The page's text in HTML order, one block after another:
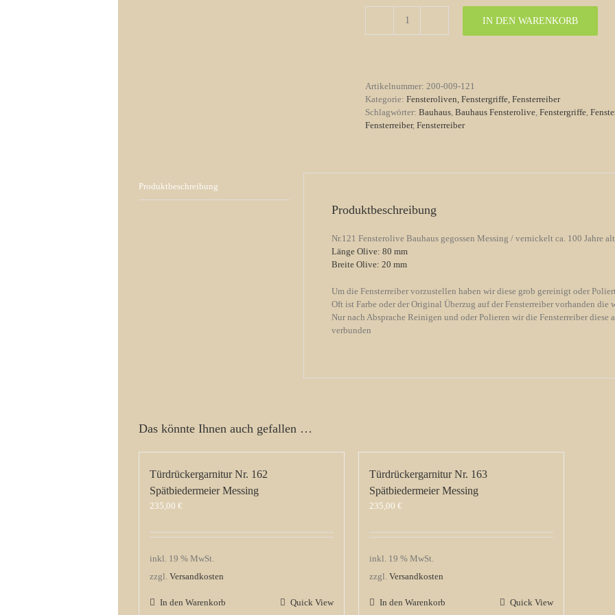
Fensterolive
Messing
/
vernickelt
Menge
IN DEN WARENKORB
Artikelnummer: 200-009-121
Kategorie: Fensteroliven, Fenstergriffe, Fensterreiber
Schlagwörter: Bauhaus, Bauhaus Fensterolive, Fenstergriffe,
Fensterreiber, Fensterreiber
Produktbeschreibung
Produktbeschreibung
Nr.121 Fensterolive Bauhaus gegossen Messing / vernickelt ca. 100 Jahre
Länge Olive: 80 mm
Breite Olive: 20 mm
Um die Fensterreiber vorzustellen haben wir diese grob gereinigt oder
Oft ist Farbe oder der Original Überzug auf der Fensterreiber vorhanden die
Nur nach Absprache Reinigen und oder Polieren wir die Fensterreiber
verbunden
Das könnte Ihnen auch gefallen …
Türdrückergarnitur Nr. 162
Spätbiedermeier Messing
235,00 €
inkl. 19 % MwSt.
zzgl. Versandkosten
In den Warenkorb Quick View
Türdrückergarnitur Nr. 163
Spätbiedermeier Messing
235,00 €
inkl. 19 % MwSt.
zzgl. Versandkosten
In den Warenkorb Quick View